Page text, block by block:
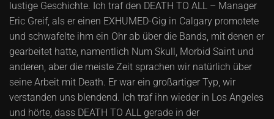
lustige Geschichte. Ich traf den DEATH TO ALL – Manager
Eric Greif, als er einen EXHUMED-Gig in Calgary promotete
und schwafelte ihm ein Ohr ab über die Bands, mit denen er
gearbeitet hatte, namentlich Num Skull, Morbid Saint und
anderen, aber die meiste Zeit sprachen wir natürlich über
seine Arbeit mit Death. Er war ein großartiger Typ, wir
verstanden uns blendend. Ich traf ihn wieder in Los Angeles
und hörte, dass DEATH TO ALL gerade in der